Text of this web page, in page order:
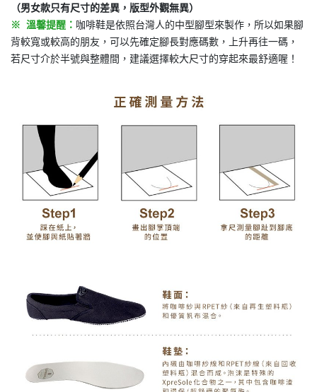
（男女款只有尺寸的差異，版型外觀無異）
※ 溫馨提醒： 咖啡鞋是依照台灣人的中型腳型來製作，所以如果腳
背較寬或較高的朋友，可以先確定腳長對應碼數，上升再往一碼，
若尺寸介於半號與整體間，建議選擇較大尺寸的穿起來最舒適喔！